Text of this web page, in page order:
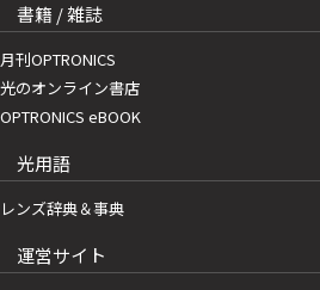
書籍 / 雑誌
月刊OPTRONICS
光のオンライン書店
OPTRONICS eBOOK
光用語
レンズ辞典＆事典
運営サイト